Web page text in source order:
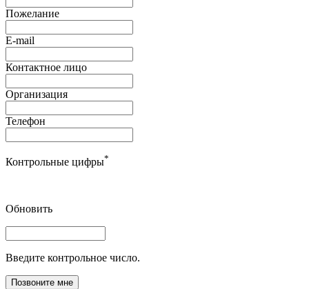
Пожелание
E-mail
Контактное лицо
Организация
Телефон
Контрольные цифры*
Обновить
Введите контрольное число.
Позвоните мне